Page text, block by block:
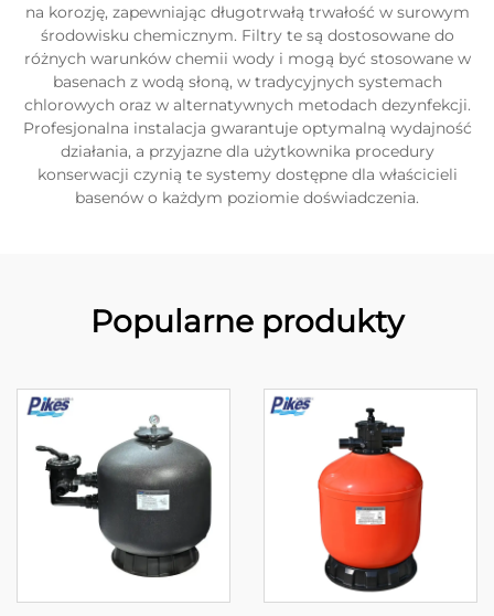
na korozję, zapewniając długotrwałą trwałość w surowym
środowisku chemicznym. Filtry te są dostosowane do
różnych warunków chemii wody i mogą być stosowane w
basenach z wodą słoną, w tradycyjnych systemach
chlorowych oraz w alternatywnych metodach dezynfekcji.
Profesjonalna instalacja gwarantuje optymalną wydajność
działania, a przyjazne dla użytkownika procedury
konserwacji czynią te systemy dostępne dla właścicieli
basenów o każdym poziomie doświadczenia.
Popularne produkty